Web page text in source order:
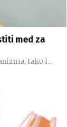
med za
tako i...